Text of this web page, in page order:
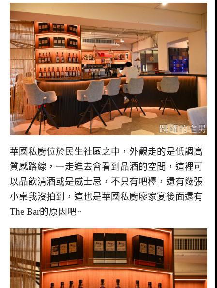
華國私廚位於民生社區之中，外觀走的是低調高
質感路線，一走進去會看到品酒的空間，這裡可
以品飲清酒或是威士忌，不只有吧檯，還有幾張
小桌我沒拍到，這也是華國私廚廖家宴後面還有
The Bar的原因吧~